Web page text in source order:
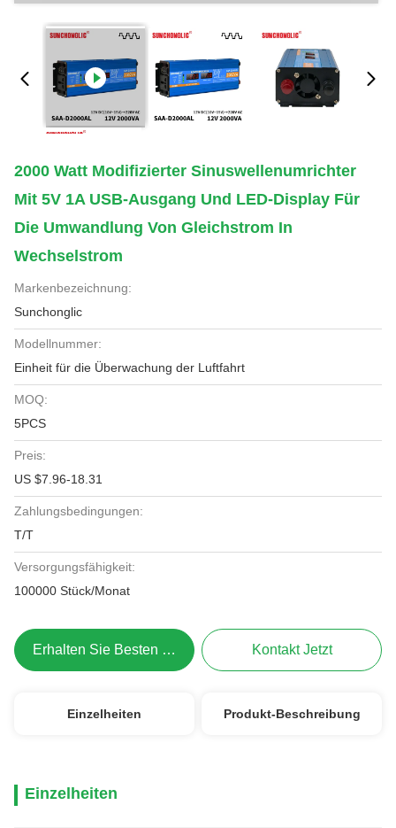
2000 Watt Modifizierter Sinuswellenumrichter
Mit 5V 1A USB-Ausgang Und LED-Display Für
Die Umwandlung Von Gleichstrom In
Wechselstrom
Markenbezeichnung:
Sunchonglic
Modellnummer:
Einheit für die Überwachung der Luftfahrt
MOQ:
5PCS
Preis:
US $7.96-18.31
Zahlungsbedingungen:
T/T
Versorgungsfähigkeit:
100000 Stück/Monat
Erhalten Sie Besten Preis Kontakt Jetzt
Einzelheiten Produkt-Beschreibung
Einzelheiten